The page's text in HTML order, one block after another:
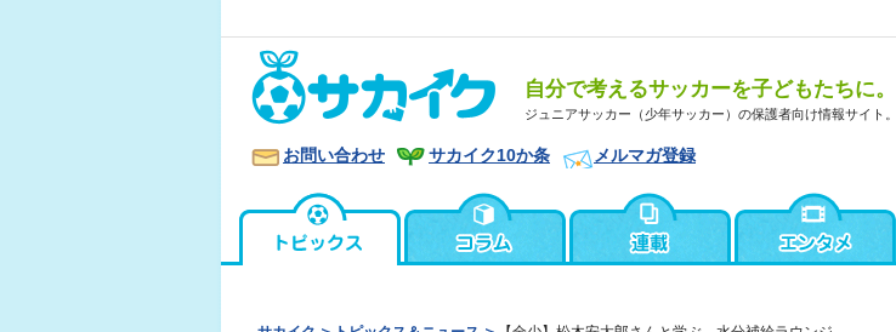
自分で考えるサッカーを子どもたちに。
ジュニアサッカー（少年サッカー）の保護者向け情報サイト。
お問い合わせ サカイク10か条 メルマガ登録